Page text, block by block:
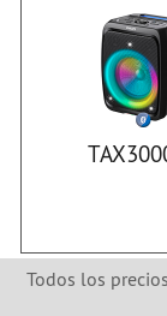
Todos los